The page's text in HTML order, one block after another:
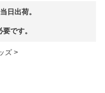
日出荷。
です。
ズ